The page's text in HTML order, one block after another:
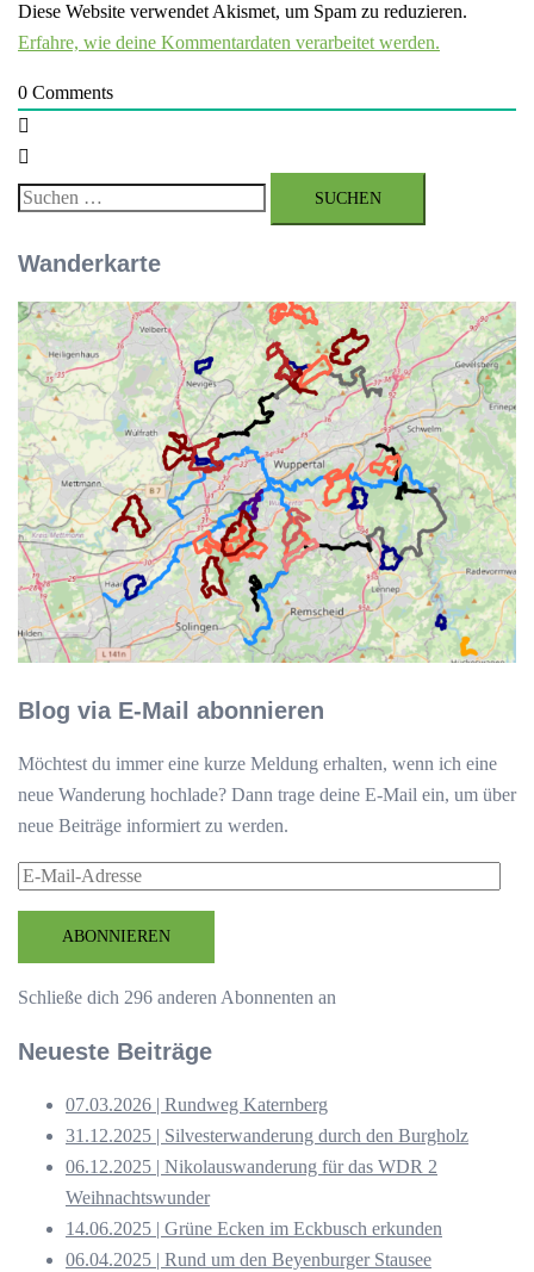
Diese Website verwendet Akismet, um Spam zu reduzieren.
Erfahre, wie deine Kommentardaten verarbeitet werden.
0 Comments
Suchen
Wanderkarte
Blog via E-Mail abonnieren
Möchtest du immer eine kurze Meldung erhalten, wenn ich eine
neue Wanderung hochlade? Dann trage deine E-Mail ein, um über
neue Beiträge informiert zu werden.
E-
AdresseABONNIEREN
Schließe dich 296 anderen Abonnenten an
Neueste Beiträge
07.03.2026 | Rundweg Katernberg
31.12.2025 | Silvesterwanderung durch den Burgholz
06.12.2025 | Nikolauswanderung für das WDR 2
Weihnachtswunder
14.06.2025 | Grüne Ecken im Eckbusch erkunden
06.04.2025 | Rund um den Beyenburger Stausee